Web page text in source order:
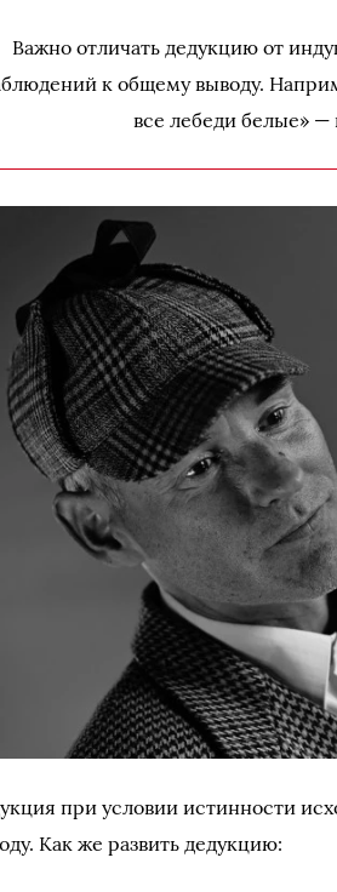
Важно отличать дедукцию от
к общему выводу.
все лебеди белые»
при условии истинности
Как же развить дедукцию: